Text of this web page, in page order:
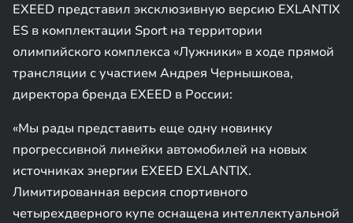
EXEED представил эксклюзивную версию EXLANTIX
ES в комплектации Sport на территории
олимпийского комплекса «Лужники» в ходе прямой
трансляции с участием Андрея Чернышкова,
директора бренда EXEED в России:
«Мы рады представить еще одну новинку
прогрессивной линейки автомобилей на новых
источниках энергии EXEED EXLANTIX.
Лимитированная версия спортивного
четырехдверного купе оснащена интеллектуальной